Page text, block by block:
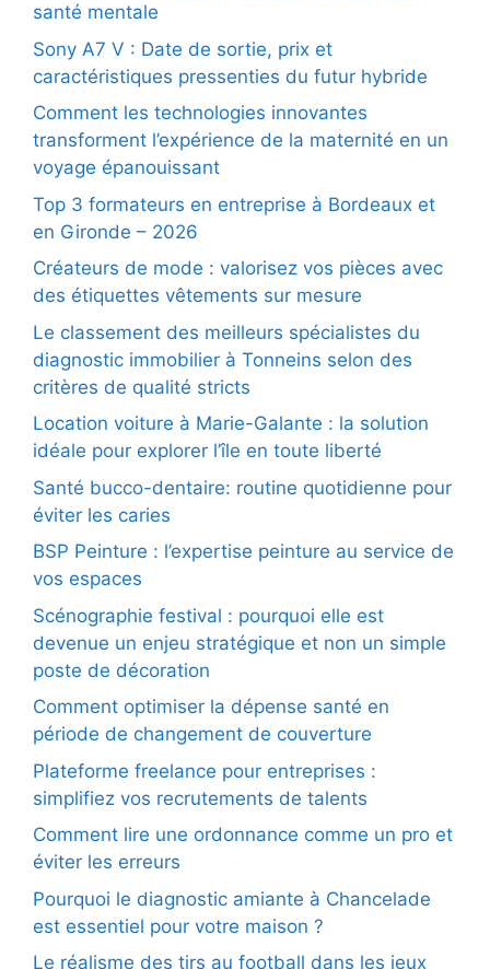
santé mentale
Sony A7 V : Date de sortie, prix et
caractéristiques pressenties du futur hybride
Comment les technologies innovantes
transforment l’expérience de la maternité en un
voyage épanouissant
Top 3 formateurs en entreprise à Bordeaux et
en Gironde – 2026
Créateurs de mode : valorisez vos pièces avec
des étiquettes vêtements sur mesure
Le classement des meilleurs spécialistes du
diagnostic immobilier à Tonneins selon des
critères de qualité stricts
Location voiture à Marie-Galante : la solution
idéale pour explorer l’île en toute liberté
Santé bucco-dentaire: routine quotidienne pour
éviter les caries
BSP Peinture : l’expertise peinture au service de
vos espaces
Scénographie festival : pourquoi elle est
devenue un enjeu stratégique et non un simple
poste de décoration
Comment optimiser la dépense santé en
période de changement de couverture
Plateforme freelance pour entreprises :
simplifiez vos recrutements de talents
Comment lire une ordonnance comme un pro et
éviter les erreurs
Pourquoi le diagnostic amiante à Chancelade
est essentiel pour votre maison ?
Le réalisme des tirs au football dans les jeux